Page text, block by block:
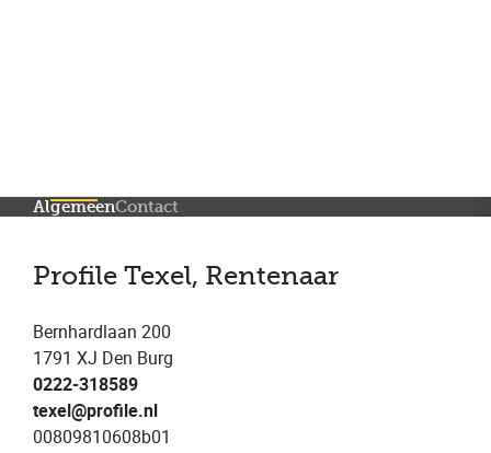
AlgemeenContact
Profile Texel, Rentenaar
Bernhardlaan 200
1791 XJ Den Burg
0222-318589
texel@profile.nl
00809810608b01